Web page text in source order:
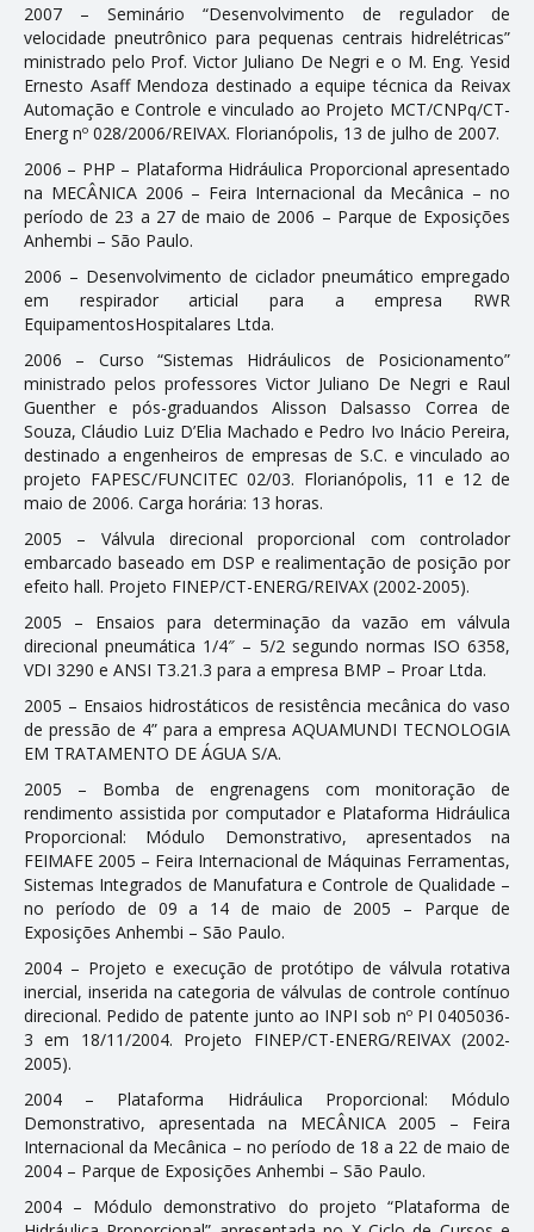
2007 – Seminário “Desenvolvimento de regulador de
velocidade pneutrônico para pequenas centrais hidrelétricas”
ministrado pelo Prof. Victor Juliano De Negri e o M. Eng. Yesid
Ernesto Asaff Mendoza destinado a equipe técnica da Reivax
Automação e Controle e vinculado ao Projeto MCT/CNPq/CT-
Energ nº 028/2006/REIVAX. Florianópolis, 13 de julho de 2007.
2006 – PHP – Plataforma Hidráulica Proporcional apresentado
na MECÂNICA 2006 – Feira Internacional da Mecânica – no
período de 23 a 27 de maio de 2006 – Parque de Exposições
Anhembi – São Paulo.
2006 – Desenvolvimento de ciclador pneumático empregado
em respirador artificial para a empresa RWR
EquipamentosHospitalares Ltda.
2006 – Curso “Sistemas Hidráulicos de Posicionamento”
ministrado pelos professores Victor Juliano De Negri e Raul
Guenther e pós-graduandos Alisson Dalsasso Correa de
Souza, Cláudio Luiz D’Elia Machado e Pedro Ivo Inácio Pereira,
destinado a engenheiros de empresas de S.C. e vinculado ao
projeto FAPESC/FUNCITEC 02/03. Florianópolis, 11 e 12 de
maio de 2006. Carga horária: 13 horas.
2005 – Válvula direcional proporcional com controlador
embarcado baseado em DSP e realimentação de posição por
efeito hall. Projeto FINEP/CT-ENERG/REIVAX (2002-2005).
2005 – Ensaios para determinação da vazão em válvula
direcional pneumática 1/4″ – 5/2 segundo normas ISO 6358,
VDI 3290 e ANSI T3.21.3 para a empresa BMP – Proar Ltda.
2005 – Ensaios hidrostáticos de resistência mecânica do vaso
de pressão de 4” para a empresa AQUAMUNDI TECNOLOGIA
EM TRATAMENTO DE ÁGUA S/A.
2005 – Bomba de engrenagens com monitoração de
rendimento assistida por computador e Plataforma Hidráulica
Proporcional: Módulo Demonstrativo, apresentados na
FEIMAFE 2005 – Feira Internacional de Máquinas Ferramentas,
Sistemas Integrados de Manufatura e Controle de Qualidade –
no período de 09 a 14 de maio de 2005 – Parque de
Exposições Anhembi – São Paulo.
2004 – Projeto e execução de protótipo de válvula rotativa
inercial, inserida na categoria de válvulas de controle contínuo
direcional. Pedido de patente junto ao INPI sob nº PI 0405036-
3 em 18/11/2004. Projeto FINEP/CT-ENERG/REIVAX (2002-
2005).
2004 – Plataforma Hidráulica Proporcional: Módulo
Demonstrativo, apresentada na MECÂNICA 2005 – Feira
Internacional da Mecânica – no período de 18 a 22 de maio de
2004 – Parque de Exposições Anhembi – São Paulo.
2004 – Módulo demonstrativo do projeto “Plataforma de